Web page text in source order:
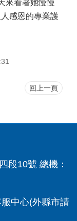
來看著她慢慢
感恩的專業護
回上一頁
段10號 總機：
中心(外縣市請